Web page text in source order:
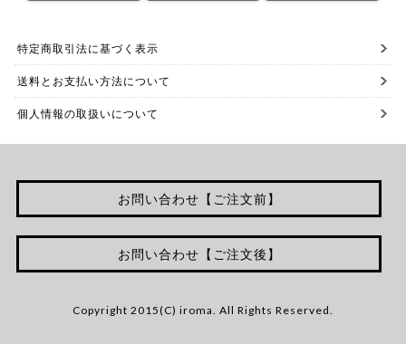
特定商取引法に基づく表示
送料とお支払い方法について
個人情報の取扱いについて
お問い合わせ【ご注文前】
お問い合わせ【ご注文後】
Copyright 2015(C) iroma. All Rights Reserved.